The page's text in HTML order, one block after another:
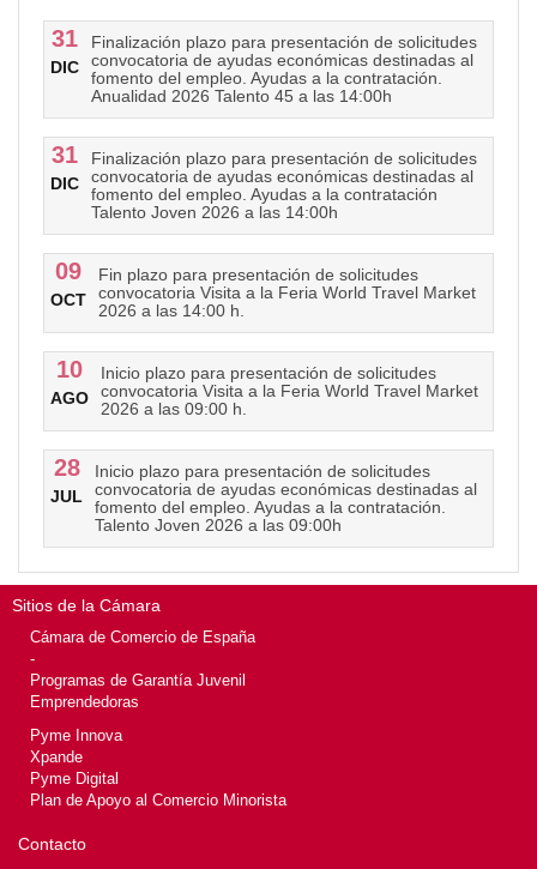
31
DIC
Finalización plazo para presentación de solicitudes
convocatoria de ayudas económicas destinadas al
fomento del empleo. Ayudas a la contratación.
Anualidad 2026 Talento 45 a las 14:00h
31
DIC
Finalización plazo para presentación de solicitudes
convocatoria de ayudas económicas destinadas al
fomento del empleo. Ayudas a la contratación
Talento Joven 2026 a las 14:00h
09
OCT
Fin plazo para presentación de solicitudes
convocatoria Visita a la Feria World Travel Market
2026 a las 14:00 h.
10
AGO
Inicio plazo para presentación de solicitudes
convocatoria Visita a la Feria World Travel Market
2026 a las 09:00 h.
28
JUL
Inicio plazo para presentación de solicitudes
convocatoria de ayudas económicas destinadas al
fomento del empleo. Ayudas a la contratación.
Talento Joven 2026 a las 09:00h
Sitios de la Cámara
Cámara de Comercio de España
-
Programas de Garantía Juvenil
Emprendedoras
Pyme Innova
Xpande
Pyme Digital
Plan de Apoyo al Comercio Minorista
Contacto